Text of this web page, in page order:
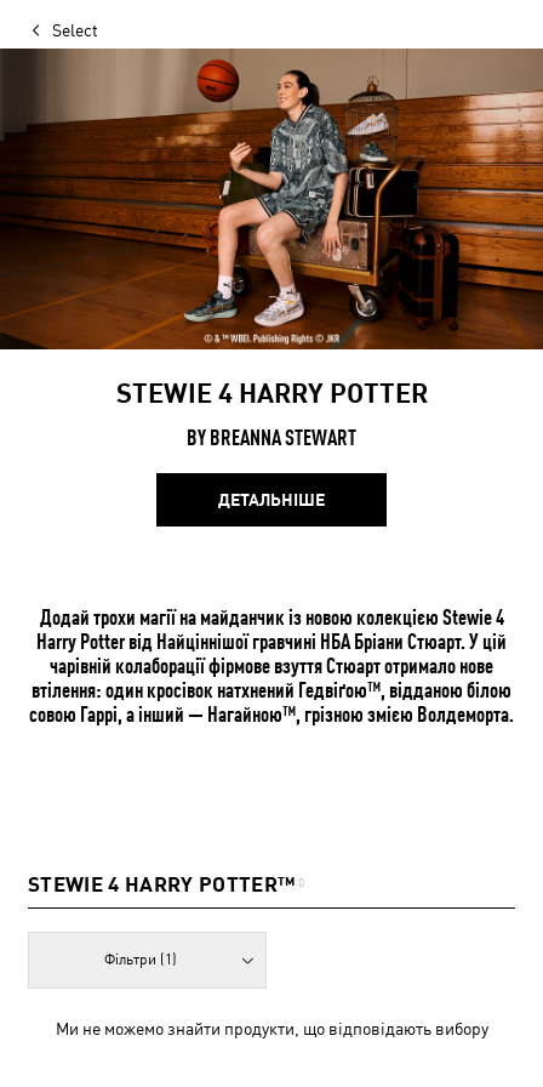
Select
STEWIE 4 HARRY POTTER
BY BREANNA STEWART
ДЕТАЛЬНІШЕ
Додай трохи магії на майданчик із новою колекцією Stewie 4
Harry Potter від Найціннішої гравчині НБА Бріани Стюарт. У цій
чарівній колаборації фірмове взуття Стюарт отримало нове
втілення: один кросівок натхнений Гедвіґою™, відданою білою
совою Гаррі, а інший — Нагайною™, грізною змією Волдеморта.
STEWIE 4 HARRY POTTER™ 0
Фільтри (1)
Ми не можемо знайти продукти, що відповідають вибору